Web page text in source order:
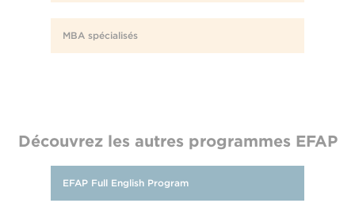
MBA spécialisés
Découvrez les autres programmes EFAP
EFAP Full English Program